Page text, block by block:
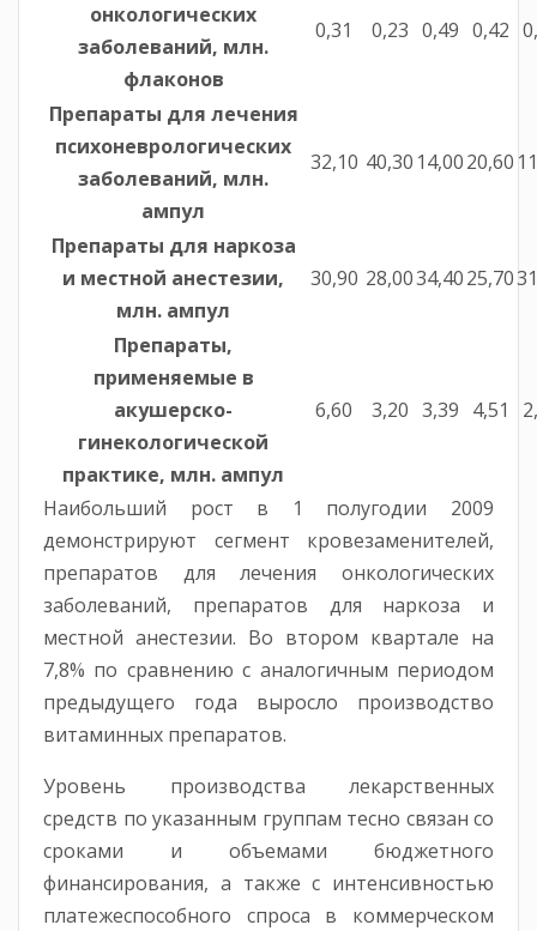
онкологических
заболеваний, млн.
флаконов
0,31 0,23 0,49 0,42
Препараты для лечения
психоневрологических
заболеваний, млн.
ампул
32,10 40,30 14,0020,60
Препараты для наркоза
и местной анестезии,
млн. ампул
30,90 28,0034,4025,70
Препараты,
применяемые в
акушерско-
гинекологической
практике, млн. ампул
6,60 3,20 3,39 4,51
Наибольший рост в 1 полугодии 2009
демонстрируют сегмент кровезаменителей,
препаратов для лечения онкологических
заболеваний, препаратов для наркоза и
местной анестезии. Во втором квартале на
7,8% по сравнению с аналогичным периодом
предыдущего года выросло производство
витаминных препаратов.
Уровень производства лекарственных
средств по указанным группам тесно связан со
сроками и объемами бюджетного
финансирования, а также с интенсивностью
платежеспособного спроса в коммерческом